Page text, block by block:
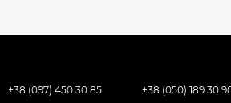
+38 (097) 450 30 85 +38 (050) 189 30